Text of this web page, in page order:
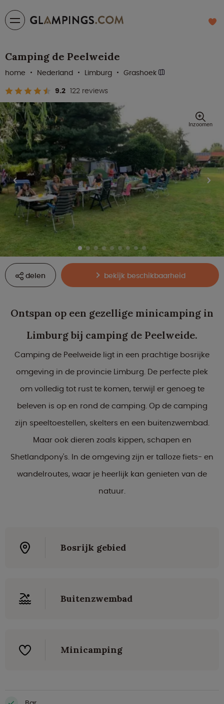
Camping de Peelweide
9.2 122 reviews
home Nederland Limburg Grashoek
delen bekijk beschikbaarheid
Inzoomen
Ontspan op een gezellige minicamping in
Limburg bij camping de Peelweide.
Camping de Peelweide ligt in een prachtige bosrijke
omgeving in de provincie Limburg. De perfecte plek
om volledig tot rust te komen, terwijl er genoeg te
beleven is op en rond de camping. Op de camping
zijn speeltoestellen, skelters en een buitenzwembad.
Maar ook dieren zoals kippen, schapen en
Shetlandpony's. In de omgeving zijn er talloze fiets- en
wandelroutes, waar je heerlijk kan genieten van de
natuur.
Bosrijk gebied
Buitenzwembad
Minicamping